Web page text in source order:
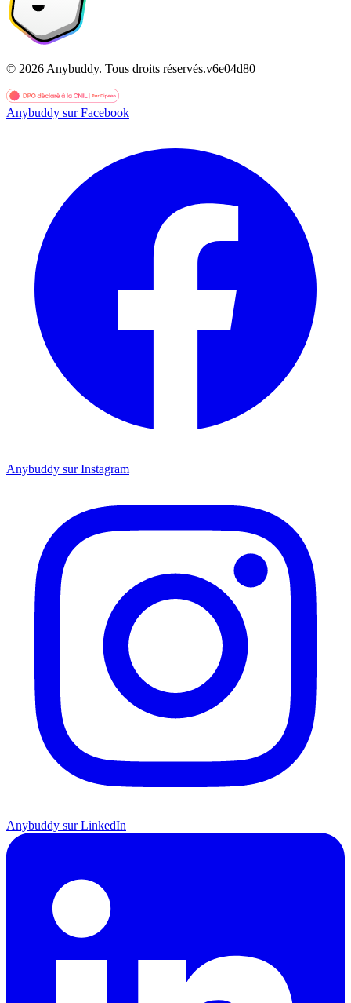
© 2026 Anybuddy. Tous droits réservés.v6e04d80
Anybuddy sur Facebook
Anybuddy sur Instagram
Anybuddy sur LinkedIn